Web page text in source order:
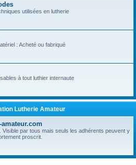
utilisées en lutherie
: Acheté ou fabriqué
à tout luthier internaute
Lutherie Amateur
Visible par tous mais seuls les adhérents peuvent y
proscrit.